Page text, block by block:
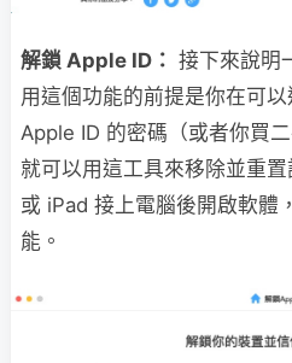
解鎖 Apple ID： 接下來說明
用這個功能的前提是你在可
Apple ID 的密碼（或者你買
就可以用這工具來移除並重
或 iPad 接上電腦後開啟軟體
能。